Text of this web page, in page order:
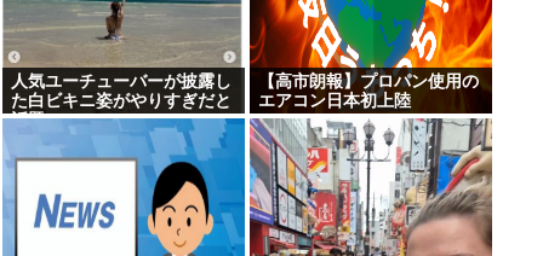
人気ユーチューバーが披露し
た白ビキニ姿がやりすぎだと
話題に
【高市朗報】プロパン使用の
エアコン日本初上陸